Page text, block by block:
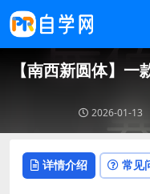
【南西新圆体】
2026-01-13
详情介绍 常见